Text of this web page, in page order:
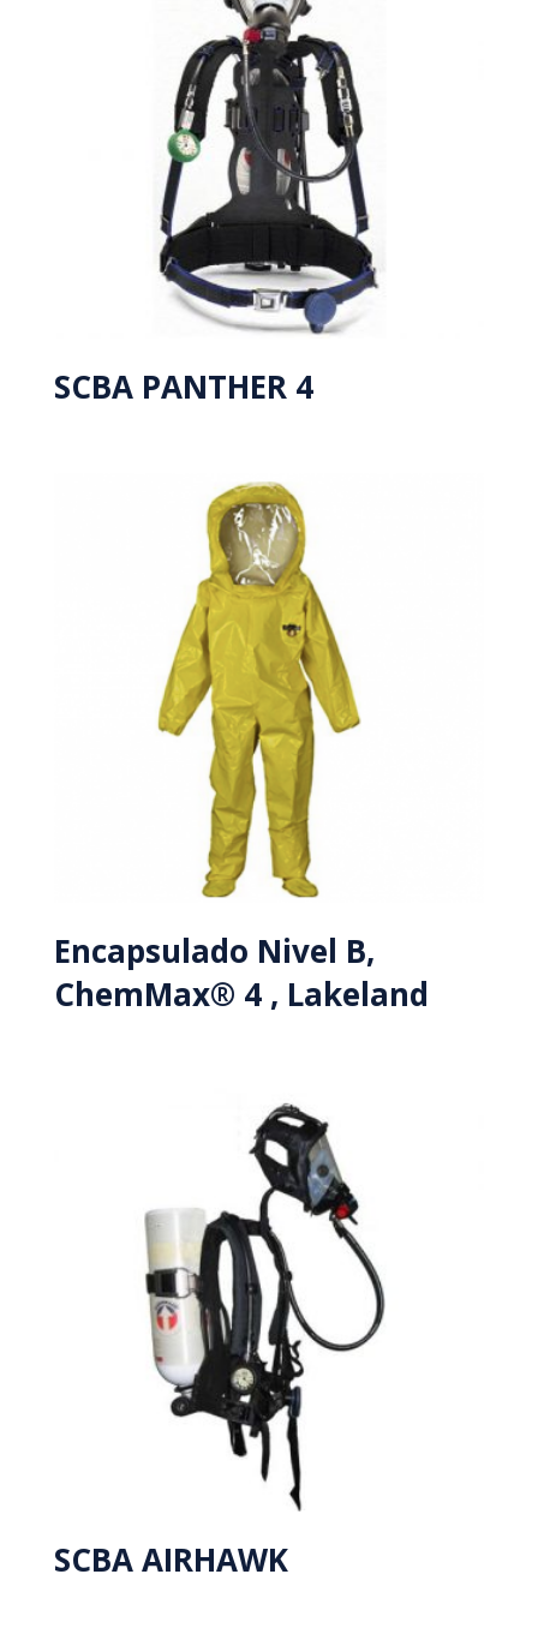
SCBA PANTHER 4
Encapsulado Nivel B,
ChemMax® 4 , Lakeland
SCBA AIRHAWK